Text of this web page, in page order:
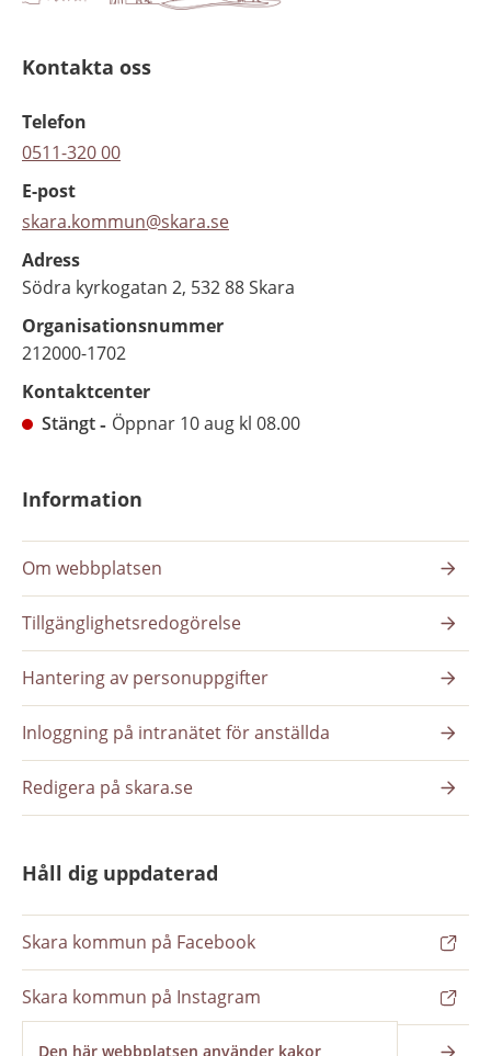
Den här webbplatsen använder kakor
Kontakta oss
Telefon
0511-320 00
E-post
skara.kommun@skara.se
Adress
Södra kyrkogatan 2, 532 88 Skara
Organisationsnummer
212000-1702
Kontaktcenter
Stängt
Öppnar 10 aug kl 08.00
Information
Om webbplatsen
Tillgänglighetsredogörelse
Hantering av personuppgifter
Inloggning på intranätet för anställda
Redigera på skara.se
Håll dig uppdaterad
Skara kommun på Facebook
Skara kommun på Instagram